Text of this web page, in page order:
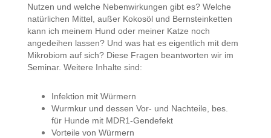
Nutzen und welche Nebenwirkungen gibt es? Welche
natürlichen Mittel, außer Kokosöl und Bernsteinketten
kann ich meinem Hund oder meiner Katze noch
angedeihen lassen? Und was hat es eigentlich mit dem
Mikrobiom auf sich? Diese Fragen beantworten wir im
Seminar. Weitere Inhalte sind:
Infektion mit Würmern
Wurmkur und dessen Vor- und Nachteile, bes.
für Hunde mit MDR1-Gendefekt
Vorteile von Würmern